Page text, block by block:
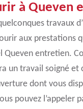
à Queven
travaux
aux prestations
Queven entretien.
un travail soigné et
dont vous
pouvez l’appeler